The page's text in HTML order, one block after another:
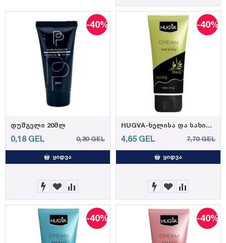
-40%
დუშგელი 20მლ
0,18 GEL 0,30 GEL
ᲧᲘᲓᲕᲐ
-40%
HUGVA-ხელისა და სახის კრემი ზეითუნის ზეთით 100მლ (12)
4,65 GEL 7,70 GEL
ᲧᲘᲓᲕᲐ
-40% -40%